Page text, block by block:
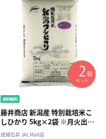
藤井商店 新潟産 特別栽培米こ
しひかり 5kg×2袋 ※月火出荷
なし
成城石井 JAL Mall店